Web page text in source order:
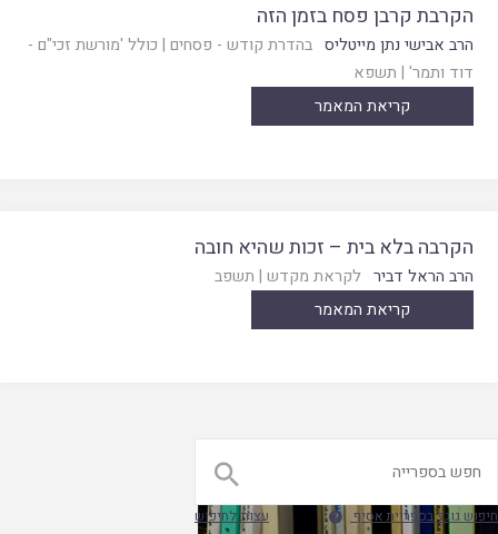
הקרבת קרבן פסח בזמן הזה
הרב אבישי נתן מייטליס בהדרת קודש - פסחים | כולל 'מורשת זכי"ם -
דוד ותמר' | תשפא
קריאת המאמר
הקרבה בלא בית – זכות שהיא חובה
הרב הראל דביר לקראת מקדש | תשפב
קריאת המאמר

חיפוש גוגל בספריית אסיף  עצות לחיפוש